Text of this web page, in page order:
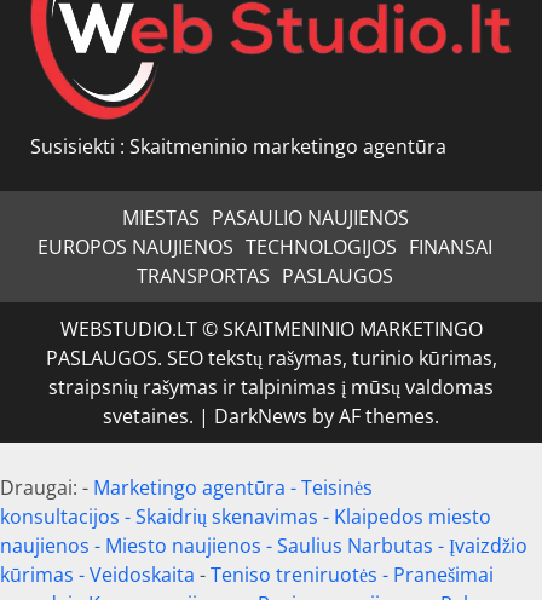
Susisiekti : Skaitmeninio marketingo agentūra
MIESTAS PASAULIO NAUJIENOS
EUROPOS NAUJIENOS TECHNOLOGIJOS FINANSAI
TRANSPORTAS PASLAUGOS
WEBSTUDIO.LT © SKAITMENINIO MARKETINGO
PASLAUGOS. SEO tekstų rašymas, turinio kūrimas,
straipsnių rašymas ir talpinimas į mūsų valdomas
svetaines. | DarkNews by AF themes.
Draugai: - Marketingo agentūra -Teisinės
konsultacijos -Skaidrių skenavimas - Klaipedos miesto
naujienos - Miesto naujienos -Saulius Narbutas -Įvaizdžio
kūrimas -Veidoskaita -Teniso treniruotės - Pranešimai